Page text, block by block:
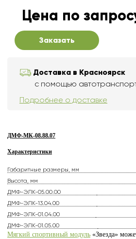
Цена по
Заказать
Доставка в Красноярск
с помощью
Подробнее о доставке
ДМФ-МК-08.88.07
Характеристики
Габаритные размеры, мм
Высота, мм
ДМФ-ЭЛК-05.00.00
ДМФ-ЭЛК-13.04.00
ДМФ-ЭЛК-01.04.00
ДМФ-ЭЛК-01.05.00
Мягкий спортивный модуль «Звезда»